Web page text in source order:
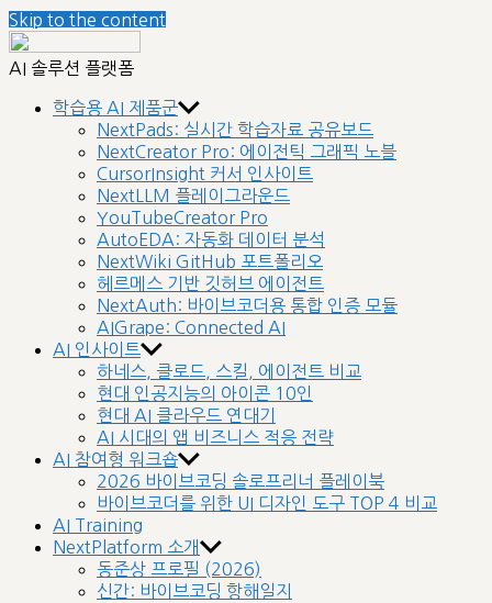
Skip to the content
AI 솔루션 플랫폼
학습용 AI 제품군
NextPads: 실시간 학습자료 공유보드
NextCreator Pro: 에이전틱 그래픽 노블
CursorInsight 커서 인사이트
NextLLM 플레이그라운드
YouTubeCreator Pro
AutoEDA: 자동화 데이터 분석
NextWiki GitHub 포트폴리오
헤르메스 기반 깃허브 에이전트
NextAuth: 바이브코더용 통합 인증 모듈
AIGrape: Connected AI
AI 인사이트
하네스, 클로드, 스킬, 에이전트 비교
현대 인공지능의 아이콘 10인
현대 AI 클라우드 연대기
AI 시대의 앱 비즈니스 적응 전략
AI 참여형 워크숍
2026 바이브코딩 솔로프리너 플레이북
바이브코더를 위한 UI 디자인 도구 TOP 4 비교
AI Training
NextPlatform 소개
동준상 프로필 (2026)
신간: 바이브코딩 항해일지